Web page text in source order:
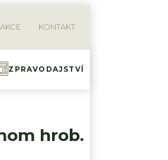
KONTAKT
ZPRAVODAJSTVÍ
hrob.